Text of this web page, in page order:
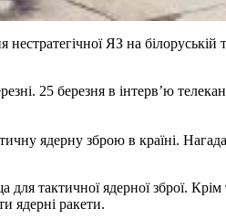
ЯЗ на
25 березня в інтервʼю
ядерну зброю в країні.
тактичної ядерної зброї. Крім
ядерні ракети.